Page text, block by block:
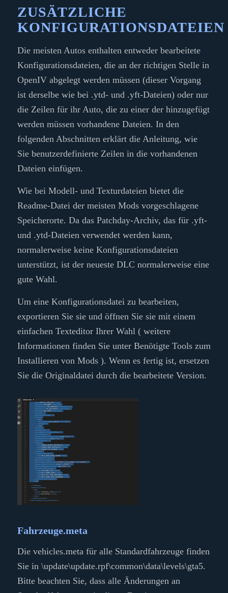
ZUSÄTZLICHE
KONFIGURATIONSDATEIEN
Die meisten Autos enthalten entweder bearbeitete
Konfigurationsdateien, die an der richtigen Stelle in
OpenIV abgelegt werden müssen (dieser Vorgang
ist derselbe wie bei .ytd- und .yft-Dateien) oder nur
die Zeilen für ihr Auto, die zu einer der hinzugefügt
werden müssen vorhandene Dateien. In den
folgenden Abschnitten erklärt die Anleitung, wie
Sie benutzerdefinierte Zeilen in die vorhandenen
Dateien einfügen.
Wie bei Modell- und Texturdateien bietet die
Readme-Datei der meisten Mods vorgeschlagene
Speicherorte. Da das Patchday-Archiv, das für .yft-
und .ytd-Dateien verwendet werden kann,
normalerweise keine Konfigurationsdateien
unterstützt, ist der neueste DLC normalerweise eine
gute Wahl.
Um eine Konfigurationsdatei zu bearbeiten,
exportieren Sie sie und öffnen Sie sie mit einem
einfachen Texteditor Ihrer Wahl ( weitere
Informationen finden Sie unter Benötigte Tools zum
Installieren von Mods ). Wenn es fertig ist, ersetzen
Sie die Originaldatei durch die bearbeitete Version.
Fahrzeuge.meta
Die vehicles.meta für alle Standardfahrzeuge finden
Sie in \update\update.rpf\common\data\levels\gta5.
Bitte beachten Sie, dass alle Änderungen an